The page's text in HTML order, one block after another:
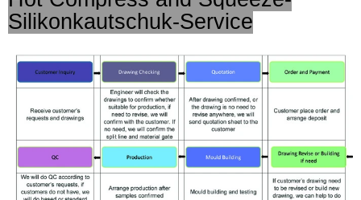
Silikonkautschuk-Service